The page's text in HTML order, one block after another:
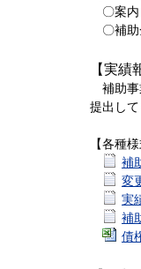
〇案
〇補
【実績
補助事
提出して
【
補
変
実
補
債